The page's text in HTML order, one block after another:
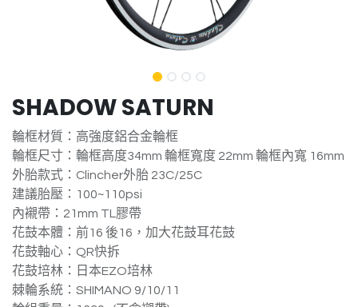
SHADOW SATURN
輪框材質：高強度鋁合金輪框
輪框尺寸：輪框高度34mm 輪框寬度 22mm 輪框內寬 16mm
外胎款式：Clincher外胎 23C/25C
建議胎壓：100~110psi
內襯帶：21mm TL膠帶
花鼓本體：前16 後16，加大花鼓耳花鼓
​​花鼓軸心：QR快拆
​​花鼓培林：日本EZO培林
棘輪系統：SHIMANO 9/10/11